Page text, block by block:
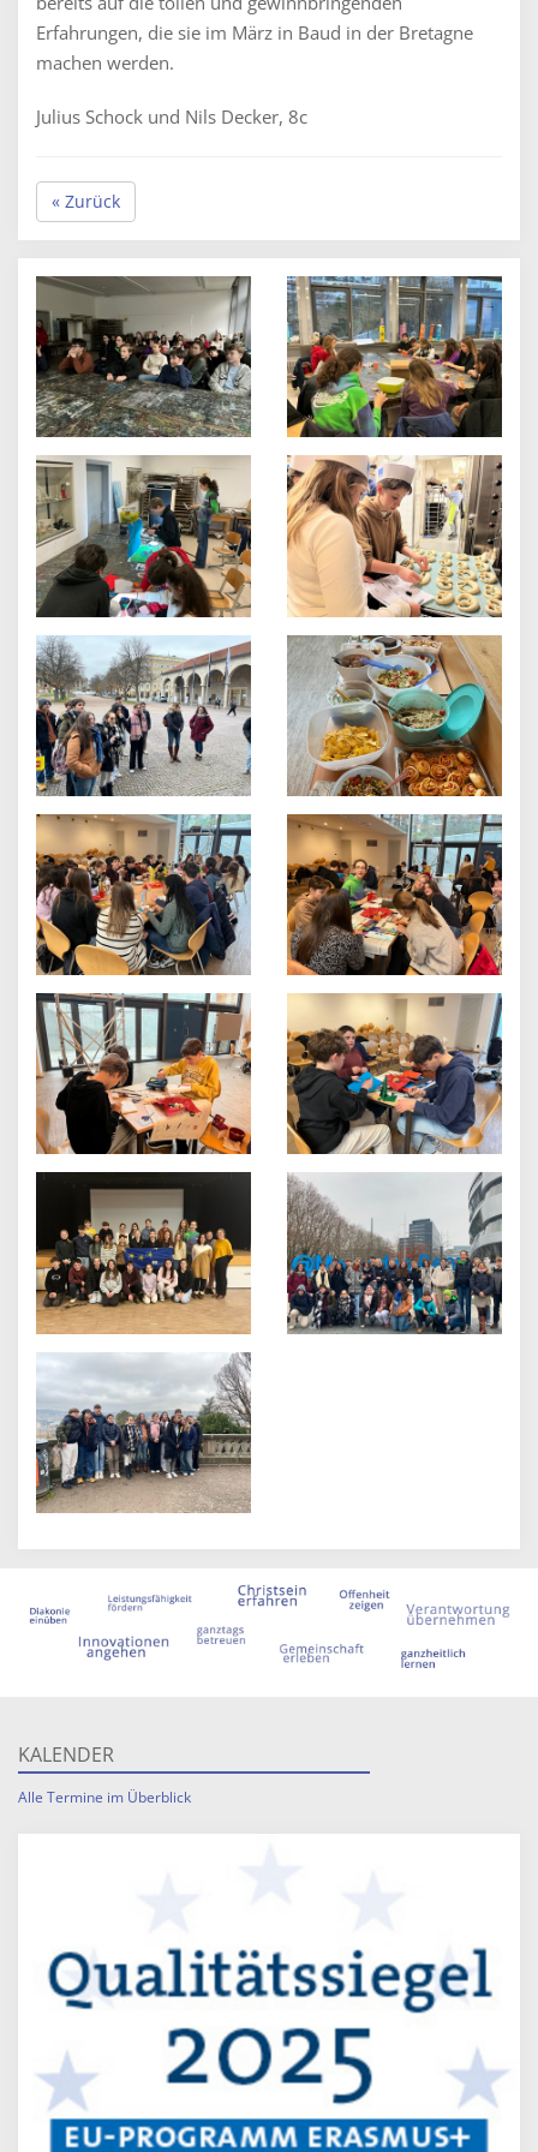
Erfahrungen, die sie im März in Baud in der Bretagne
machen werden.
Julius Schock und Nils Decker, 8c
« Zurück
KALENDER
Alle Termine im Überblick